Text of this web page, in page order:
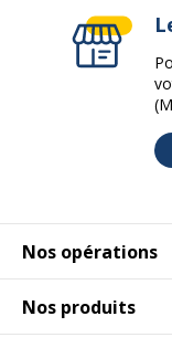
Nos opérations
Nos produits